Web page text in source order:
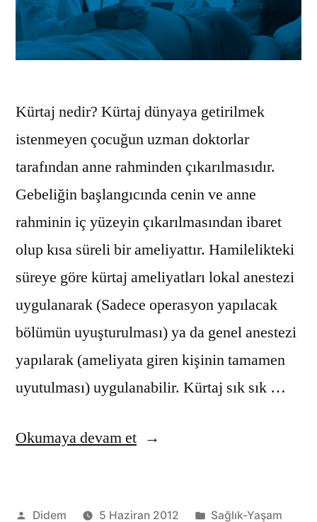
Kürtaj nedir? Kürtaj dünyaya getirilmek
istenmeyen çocuğun uzman doktorlar
tarafından anne rahminden çıkarılmasıdır.
Gebeliğin başlangıcında cenin ve anne
rahminin iç yüzeyin çıkarılmasından ibaret
olup kısa süreli bir ameliyattır. Hamilelikteki
süreye göre kürtaj ameliyatları lokal anestezi
uygulanarak (Sadece operasyon yapılacak
bölümün uyuşturulması) ya da genel anestezi
yapılarak (ameliyata giren kişinin tamamen
uyutulması) uygulanabilir. Kürtaj sık sık …
Okumaya devam et“Kürtaj
Gönderen:
Didem 5 Haziran 2012 Kategori:
Sağlık-Yaşam